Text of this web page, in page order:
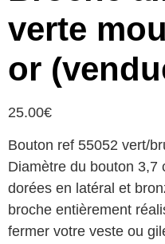
verte
or
25.00€
Bouton ref 55052 vert/
Diamètre du bouton 3,7
dorées en latéral et
broche entièrement
fermer votre veste ou